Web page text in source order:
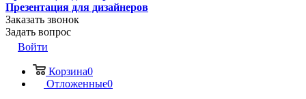
Презентация для дизайнеров
Заказать звонок
Задать вопрос
Войти
Корзина0
Отложенные0